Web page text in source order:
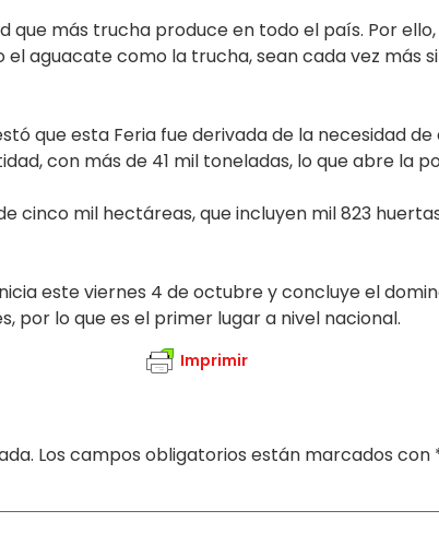
que más trucha produce en todo el país. Por
aguacate como la trucha, sean cada vez más
que esta Feria fue derivada de la necesidad
con más de 41 mil toneladas, lo que abre la
cinco mil hectáreas, que incluyen mil 823
este viernes 4 de octubre y concluye el
por lo que es el primer lugar a nivel nacional.
Imprimir
Los campos obligatorios están marcados con